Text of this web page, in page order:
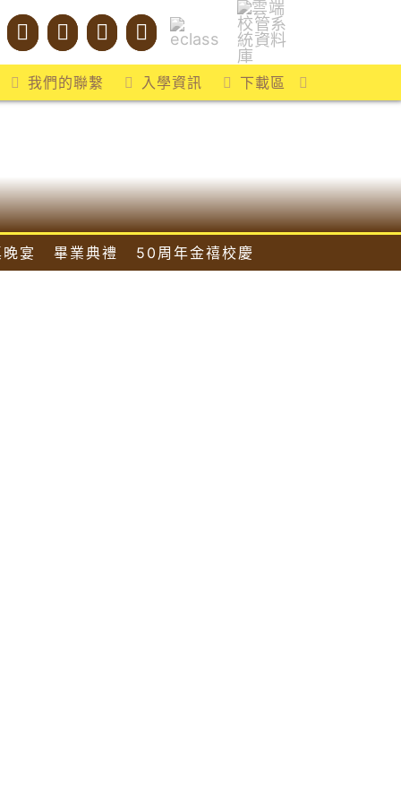
我們的聯繫 入學資訊 下載區
宴 畢業典禮 50周年金禧校慶